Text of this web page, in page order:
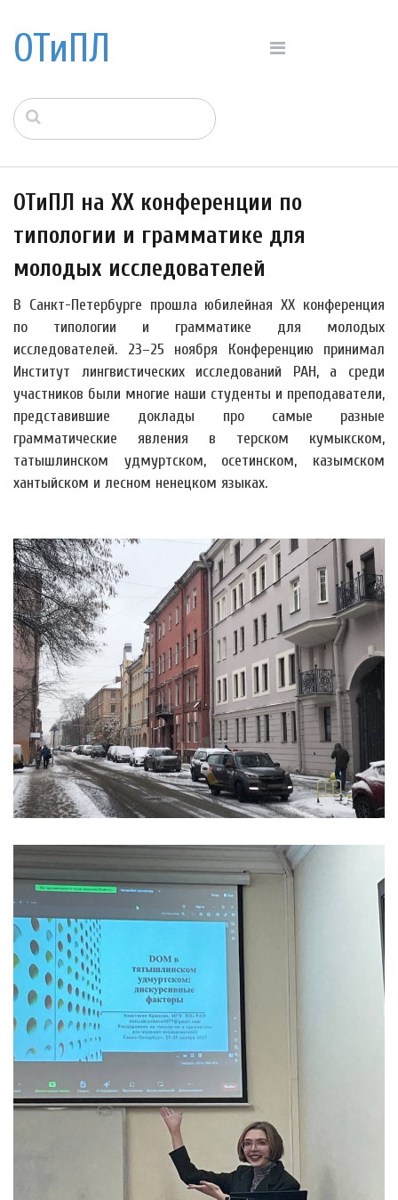
ОТиПЛ
ОТиПЛ на XX конференции по
типологии и грамматике для
молодых исследователей
В Санкт-Петербурге прошла юбилейная XX конференция
по типологии и грамматике для молодых
исследователей. 23–25 ноября Конференцию принимал
Институт лингвистических исследований РАН, а среди
участников были многие наши студенты и преподаватели,
представившие доклады про самые разные
грамматические явления в терском кумыкском,
татышлинском удмуртском, осетинском, казымском
хантыйском и лесном ненецком языках.